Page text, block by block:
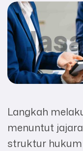
Langkah
menuntut
struktur